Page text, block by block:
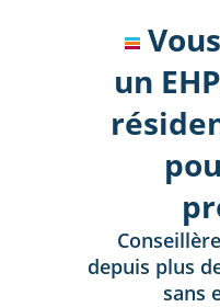
un
depuis plus
sans